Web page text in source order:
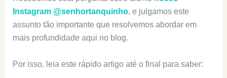
Instagram @senhortanquinho, e julgamos este
assunto tão importante que resolvemos abordar em
mais profundidade aqui no blog.
Por isso, leia este rápido artigo até o final para saber: